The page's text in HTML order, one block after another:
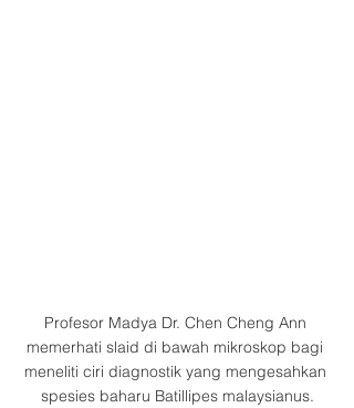
Profesor Madya Dr. Chen Cheng Ann
memerhati slaid di bawah mikroskop bagi
meneliti ciri diagnostik yang mengesahkan
spesies baharu Batillipes malaysianus.